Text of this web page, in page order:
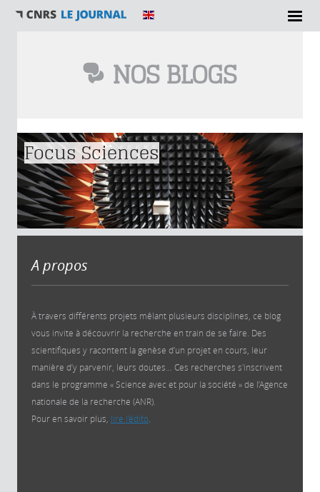
NOS BLOGS
Vous êtes ici
Focus Sciences
A propos
À travers différents projets mêlant plusieurs disciplines, ce blog
vous invite à découvrir la recherche en train de se faire. Des
scientifiques y racontent la genèse d’un projet en cours, leur
manière d’y parvenir, leurs doutes… Ces recherches s'inscrivent
dans le programme « Science avec et pour la société » de l’Agence
nationale de la recherche (ANR).
Pour en savoir plus, lire l'édito